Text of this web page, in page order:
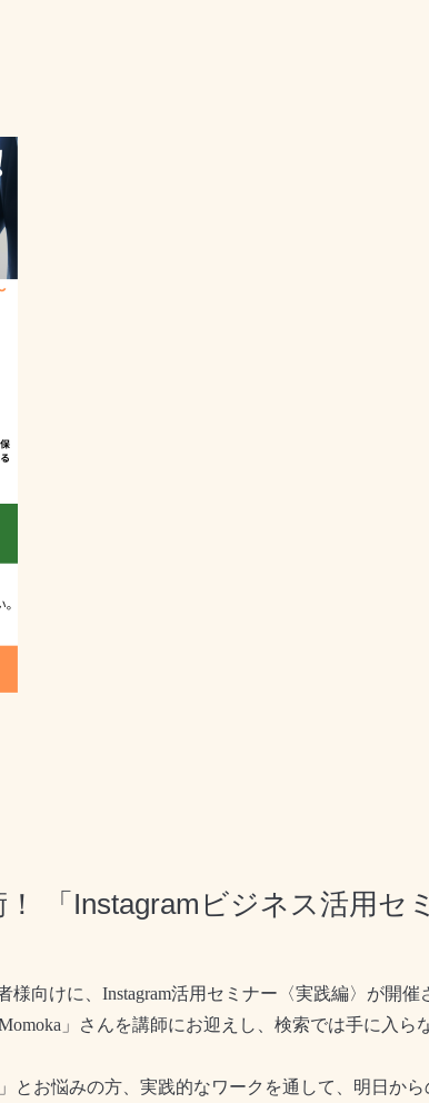
「Instagramビジネス活用セ
様向けに、 Instagram活用セミナー〈実践編〉が開催
」さんを講師にお迎えし、検索では手に入ら
」とお悩みの方、実践的なワークを通して、明日か